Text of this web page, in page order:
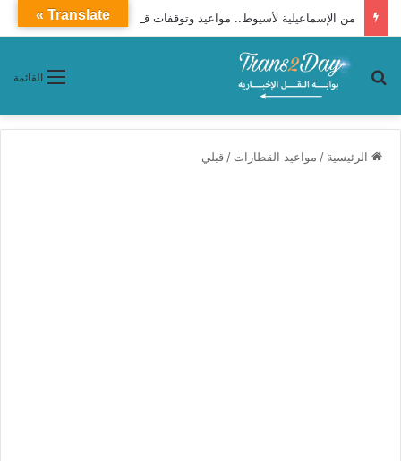
من الإسماعيلية لأسيوط.. مواعيد وتوقفات قطار رقم 186 «درجة ثالثة مكيفة»
القائمة بحث عن
الرئيسية / مواعيد القطارات / قبلي
Translate »